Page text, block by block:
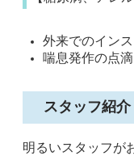
外来でのイン
喘息発作の点
スタッフ紹介
明るいスタッフが